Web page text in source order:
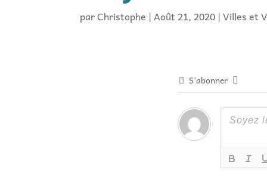
parChristophe |Août 21, 2020 |Villes et
S’abonner